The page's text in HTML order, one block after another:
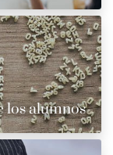
los alumnos